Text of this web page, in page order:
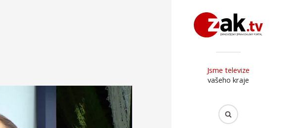
Jsme televize
vašeho kraje